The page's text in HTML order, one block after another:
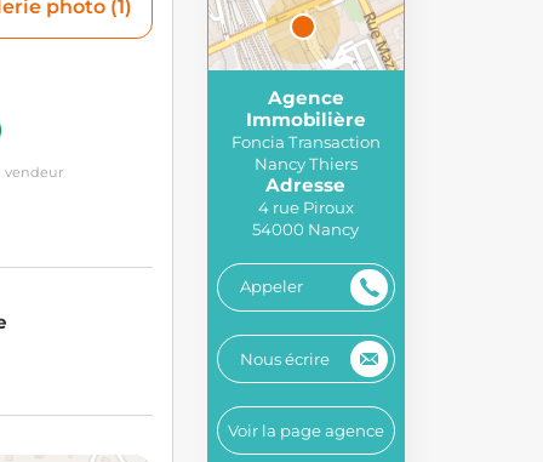
photo (1)
vendeur
Attributions
© MapTiler
© OpenStreetMap
contributors
Agence
Immobilière
Foncia Transaction
Nancy Thiers
Adresse
4 rue Piroux
54000 Nancy
Appeler
Nous écrire
Voir la page agence